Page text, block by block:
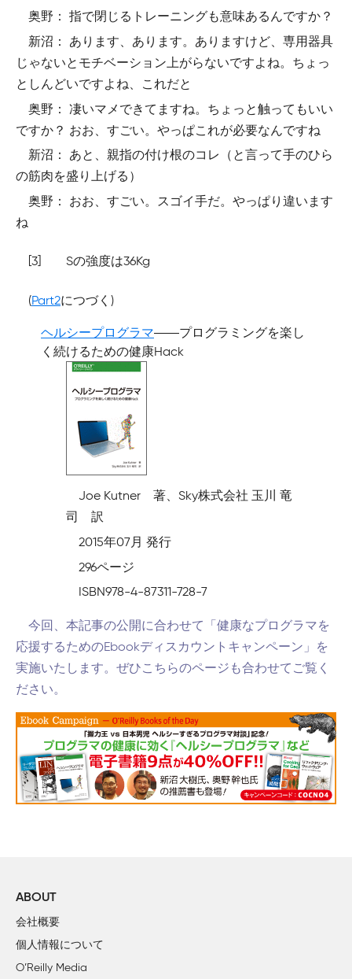
奥野： 指で閉じるトレーニングも意味あるんですか？
新沼： あります、あります。ありますけど、専用器具
じゃないとモチベーション上がらないですよね。ちょっ
としんどいですよね、これだと
奥野： 凄いマメできてますね。ちょっと触ってもいい
ですか？ おお、すごい。やっぱこれが必要なんですね
新沼： あと、親指の付け根のコレ（と言って手のひら
の筋肉を盛り上げる）
奥野： おお、すごい。スゴイ手だ。やっぱり違います
ね
[3] Sの強度は36Kg
(Part2につづく)
ヘルシープログラマ――プログラミングを楽し
く続けるための健康Hack
Joe Kutner 著、Sky株式会社 玉川 竜
司 訳
2015年07月 発行
296ページ
ISBN978-4-87311-728-7
今回、本記事の公開に合わせて「健康なプログラマを
応援するためのEbookディスカウントキャンペーン」を
実施いたします。ぜひこちらのページも合わせてご覧く
ださい。
ABOUT
会社概要
個人情報について
O’Reilly Media